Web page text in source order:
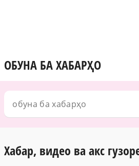
ОБУНА БА ХАБАРҲО
Хабар, видео ва акс